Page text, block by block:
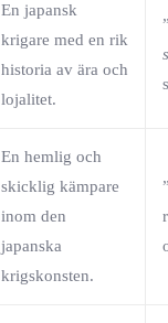
En japansk
krigare med en rik
historia av ära och
lojalitet.
En hemlig och
skicklig kämpare
inom den
japanska
krigskonsten.
”